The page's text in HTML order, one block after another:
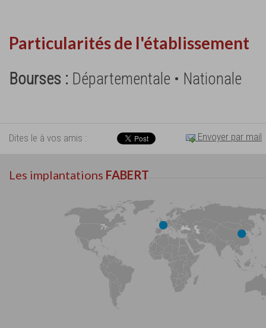
Particularités de l'établissement
Bourses : Départementale • Nationale
Dites le à vos amis : Envoyer par mail
Les implantations FABERT